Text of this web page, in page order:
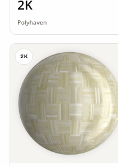
2K
Polyhaven
2K